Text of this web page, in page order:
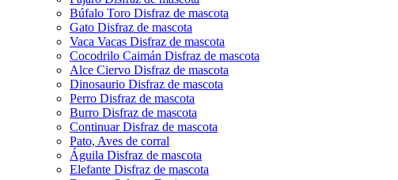
Búfalo Toro Disfraz de mascota
Gato Disfraz de mascota
Vaca Vacas Disfraz de mascota
Cocodrilo Caimán Disfraz de mascota
Alce Ciervo Disfraz de mascota
Dinosaurio Disfraz de mascota
Perro Disfraz de mascota
Burro Disfraz de mascota
Continuar Disfraz de mascota
Pato, Aves de corral
Águila Disfraz de mascota
Elefante Disfraz de mascota